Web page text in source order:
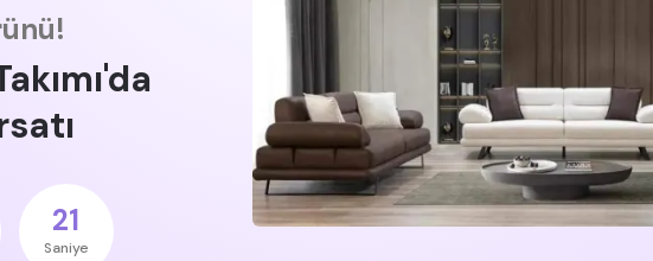
20
Saniye